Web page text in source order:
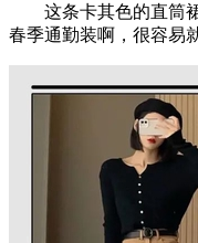
这条卡其色的直筒裙
春季通勤装啊，很容易